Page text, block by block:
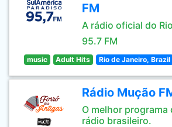
FM
A rádio oficial do
95.7 FM
music Adult Hits Rio de Janeiro, Brazil
Rádio Mução
O melhor programa
rádio brasileiro.